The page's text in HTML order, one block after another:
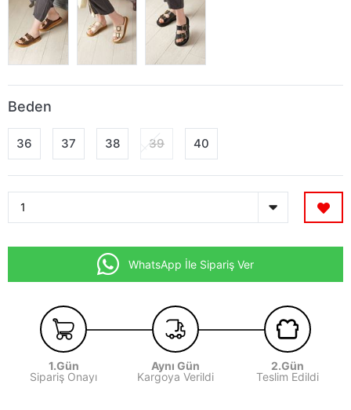
Beden
36 37 38 39 40
WhatsApp İle Sipariş Ver
1.Gün
Sipariş Onayı
Aynı Gün
Kargoya Verildi
2.Gün
Teslim Edildi